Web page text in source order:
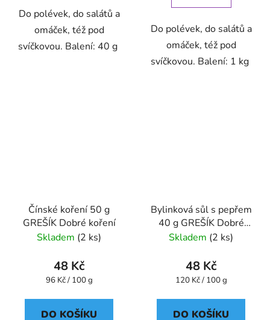
Do polévek, do salátů a
omáček, též pod
svíčkovou. Balení: 40 g
Do polévek, do salátů a
omáček, též pod
svíčkovou. Balení: 1 kg
Čínské koření 50 g
GREŠÍK Dobré koření
Skladem (2 ks)
48 Kč
Měrná
96 Kč / 100 g
DO KOŠÍKU
Bylinková sůl s pepřem
40 g GREŠÍK Dobré
koření
Skladem (2 ks)
48 Kč
Měrná
120 Kč / 100 g
DO KOŠÍKU